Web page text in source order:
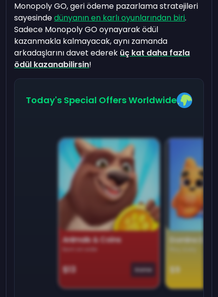
Monopoly GO, geri ödeme pazarlama stratejileri
sayesindedünyanın en karlı oyunlarından biri.
Sadece Monopoly GO oynayarak ödül
kazanmakla kalmayacak, aynı zamanda
arkadaşlarını davet ederek üç kat daha fazla
ödül kazanabilirsin!
Today's Special Offers Worldwide
Animals & Coins
$13 Game
Domino
$9